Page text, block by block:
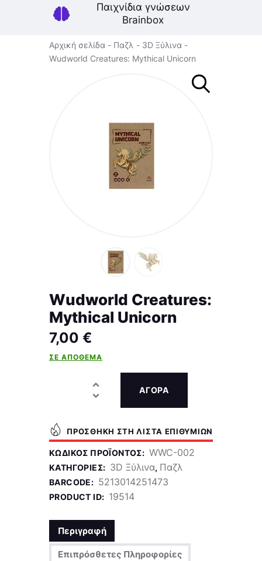
Παιχνίδια γνώσεων
Brainbox
Αρχική σελίδα Παζλ
3D Ξύλινα
Wudworld Creatures: Mythical Unicorn
Wudworld Creatures:
Mythical Unicorn
7,00 €
ΣΕ ΑΠΌΘΕΜΑ
ΑΓΟΡΑ
ΠΡΟΣΘΉΚΗ ΣΤΗ ΛΊΣΤΑ ΕΠΙΘΥΜΙΏΝ
ΚΩΔΙΚΌΣ ΠΡΟΪΌΝΤΟΣ: WWC-002
ΚΑΤΗΓΟΡΊΕΣ: 3D Ξύλινα, Παζλ
BARCODE: 5213014251473
PRODUCT ID: 19514
Περιγραφή
Επιπρόσθετες Πληροφορίες